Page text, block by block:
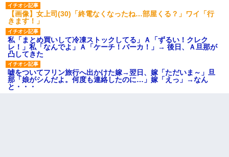
【画像】女上司(30)「終電なくなったね…部屋くる？」ワイ「行
きます！」
私「まとめ買いして冷凍ストックしてる」Ａ「ずるい！クレク
レ！」私「なんでよ」Ａ「ケーチ！バーカ！」→ 後日、Ａ旦那が
凸してきた
嘘をついてフリン旅行へ出かけた嫁→翌日、嫁「ただいま～」旦
那「娘がシんだよ。何度も連絡したのに…」嫁「えっ」→なん
と・・・